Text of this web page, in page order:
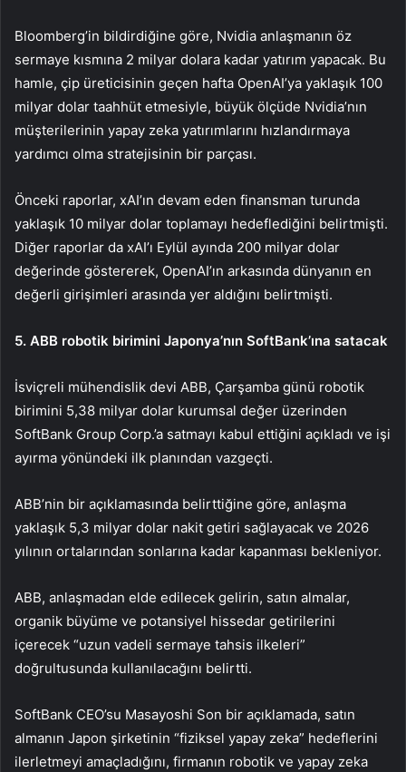
Bloomberg’in bildirdiğine göre, Nvidia anlaşmanın öz
sermaye kısmına 2 milyar dolara kadar yatırım yapacak. Bu
hamle, çip üreticisinin geçen hafta OpenAI’ya yaklaşık 100
milyar dolar taahhüt etmesiyle, büyük ölçüde Nvidia’nın
müşterilerinin yapay zeka yatırımlarını hızlandırmaya
yardımcı olma stratejisinin bir parçası.
Önceki raporlar, xAI’ın devam eden finansman turunda
yaklaşık 10 milyar dolar toplamayı hedeflediğini belirtmişti.
Diğer raporlar da xAI’ı Eylül ayında 200 milyar dolar
değerinde göstererek, OpenAI’ın arkasında dünyanın en
değerli girişimleri arasında yer aldığını belirtmişti.
5. ABB robotik birimini Japonya’nın SoftBank’ına satacak
İsviçreli mühendislik devi ABB, Çarşamba günü robotik
birimini 5,38 milyar dolar kurumsal değer üzerinden
SoftBank Group Corp.’a satmayı kabul ettiğini açıkladı ve işi
ayırma yönündeki ilk planından vazgeçti.
ABB’nin bir açıklamasında belirttiğine göre, anlaşma
yaklaşık 5,3 milyar dolar nakit getiri sağlayacak ve 2026
yılının ortalarından sonlarına kadar kapanması bekleniyor.
ABB, anlaşmadan elde edilecek gelirin, satın almalar,
organik büyüme ve potansiyel hissedar getirilerini
içerecek “uzun vadeli sermaye tahsis ilkeleri”
doğrultusunda kullanılacağını belirtti.
SoftBank CEO’su Masayoshi Son bir açıklamada, satın
almanın Japon şirketinin “fiziksel yapay zeka” hedeflerini
ilerletmeyi amaçladığını, firmanın robotik ve yapay zeka